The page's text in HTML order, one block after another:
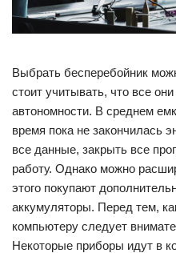
Выбрать бесперебойник
стоит учитывать, что все
автономности. В среднем
время пока не закончилась
все данные, закрыть все
работу. Однако можно
этого покупают
аккумуляторы. Перед тем,
компьютеру следует
Некоторые приборы идут в